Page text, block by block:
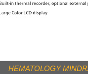
HEMATOLOGY